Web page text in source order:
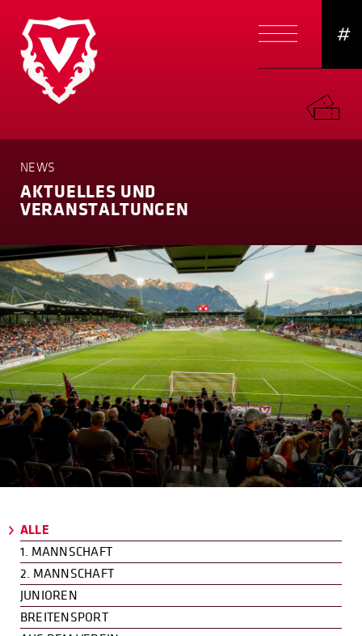
#
NEWS
AKTUELLES UND
VERANSTAL­TUNGEN
ALLE
1. MANNSCHAFT
2. MANNSCHAFT
JUNIOREN
BREITENSPORT